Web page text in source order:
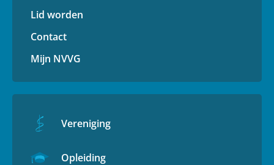
Lid worden
Contact
Mijn NVVG
Vereniging
Opleiding